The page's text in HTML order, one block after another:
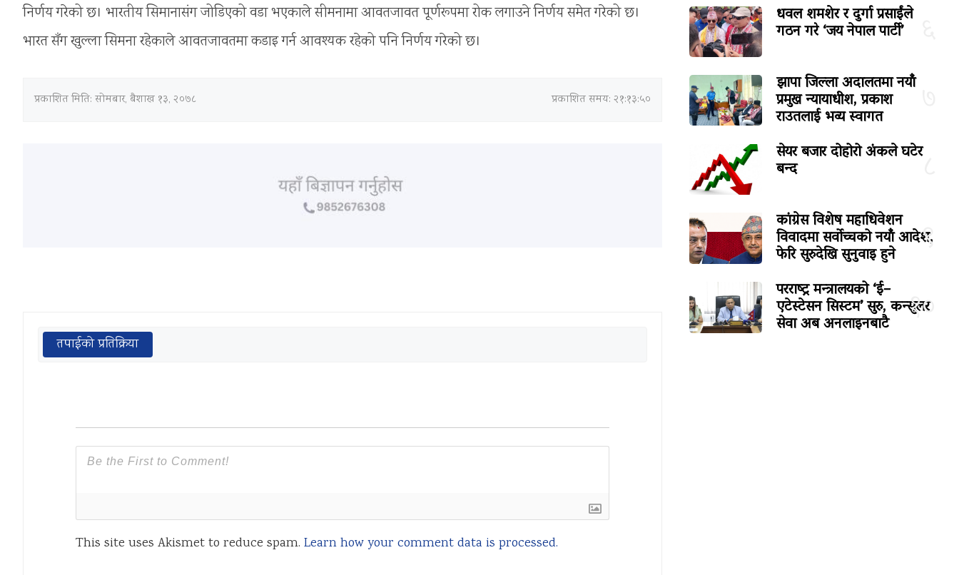
निर्णय गरेको छ। भारतीय सिमानासंग जोडिएको वडा भएकाले सीमनामा आवतजावत पूर्णरूपमा रोक लगाउने निर्णय समेत गरेको छ।
भारत सँग खुल्ला सिमना रहेकाले आवतजावतमा कडाइ गर्न आवश्यक रहेको पनि निर्णय गरेको छ।
प्रकाशित मिति: सोमबार, बैशाख १३, २०७८ प्रकाशित समय: २१:१३:५०
तपाईको प्रतिक्रिया
This site uses Akismet to reduce spam. Learn how your comment data is processed.
धवल शमशेर र दुर्गा प्रसाईंले
गठन गरे ‘जय नेपाल पार्टी’
झापा जिल्ला अदालतमा नयाँ
प्रमुख न्यायाधीश, प्रकाश
राउतलाई भव्य स्वागत
सेयर बजार दोहोरो अंकले घटेर
बन्द
९
कांग्रेस विशेष महाधिवेशन
विवादमा सर्वोच्चको नयाँ आदेश,
फेरि सुरुदेखि सुनुवाइ हुने
१०
परराष्ट्र मन्त्रालयको ‘ई–
एटेस्टेसन सिस्टम’ सुरु, कन्सुलर
सेवा अब अनलाइनबाटै